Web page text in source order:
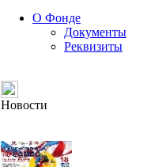
О Фонде
Документы
Реквизиты
Новости